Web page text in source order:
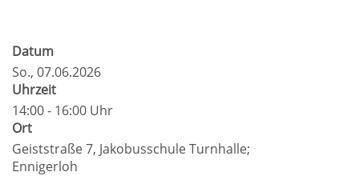
Datum
So., 07.06.2026
Uhrzeit
14:00 - 16:00 Uhr
Ort
Geiststraße 7, Jakobusschule Turnhalle;
Ennigerloh